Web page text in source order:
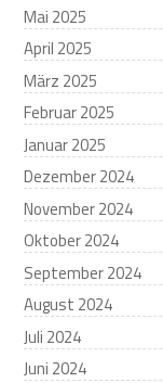
Mai 2025
April 2025
März 2025
Februar 2025
Januar 2025
Dezember 2024
November 2024
Oktober 2024
September 2024
August 2024
Juli 2024
Juni 2024